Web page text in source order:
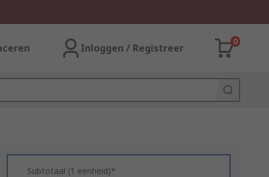
Inloggen / Registreer
0
Subtotaal (1 eenheid)*